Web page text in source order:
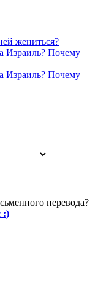
жениться?
Израиль? Почему
Израиль? Почему
перевода?
:)